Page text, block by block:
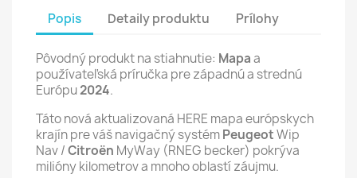
Popis Detaily produktu Prílohy
Pôvodný produkt na stiahnutie: Mapaa
používateľská príručka pre západnú a strednú
Európu2024.
Táto nová aktualizovaná HERE mapa európskych
krajín pre váš navigačný systémPeugeotWip
Nav /Citroën MyWay (RNEG becker) pokrýva
milióny kilometrov a mnoho oblastí záujmu.